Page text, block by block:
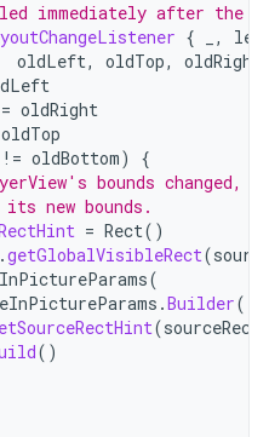
immediately after the
{ ,
oldLeft, oldTop, oldRight
oldRight
oldTop
!= oldBottom)
{
bounds changed,
new bounds.
= Rect()
.getGlobalVisibleRect(
(
.Builder()
(
()